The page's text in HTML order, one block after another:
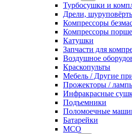
Турбосушки и
Дрели,
Компрессоры
Компрессоры
Катушки
Запчасти для
Воздушное
Краскопульты
Мебель / Другие
Прожекторы /
Инфракрасные
Подъемники
Поломоечные
Батарейки
МСО